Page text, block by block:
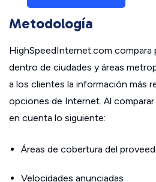
Metodología
HighSpeedInternet.com
dentro de ciudades y áreas
a los clientes la información más
opciones de Internet. Al
en cuenta lo siguiente:
Áreas de cobertura del
Velocidades anunciadas